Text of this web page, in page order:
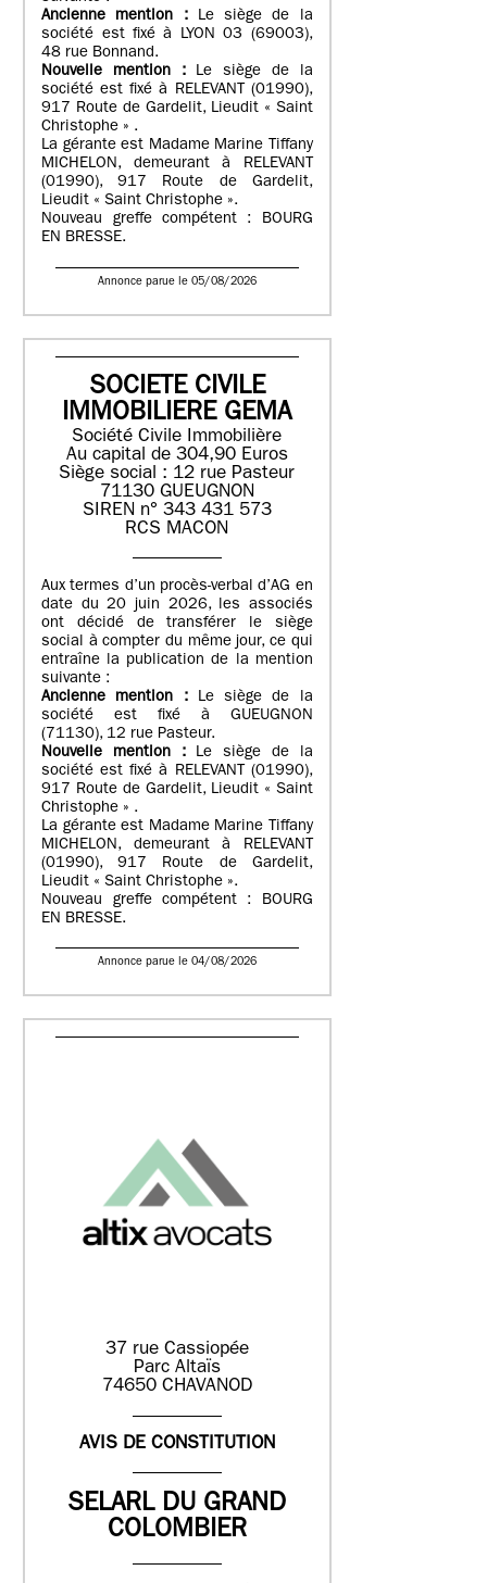
Ancienne mention : Le siège de la
société est fixé à LYON 03 (69003),
48 rue Bonnand.
Nouvelle mention :
Le siège de la
société est fixé à RELEVANT (01990),
917 Route de Gardelit, Lieudit « Saint
Christophe » .
La gérante est Madame Marine Tiffany
MICHELON, demeurant à RELEVANT
(01990), 917 Route de Gardelit,
Lieudit « Saint Christophe ».
Nouveau greffe compétent : BOURG
EN BRESSE.
Annonce parue le 05/08/2026
SOCIETE CIVILE
IMMOBILIERE GEMA
Société Civile Immobilière
Au capital de 304,90 Euros
Siège social : 12 rue Pasteur
71130 GUEUGNON
SIREN n° 343 431 573
RCS MACON
Aux termes d’un procès-verbal d’AG en
date du 20 juin 2026, les associés
ont décidé de transférer le siège
social à compter du même jour, ce qui
entraîne la publication de la mention
suivante :
Ancienne mention : Le siège de la
société est fixé à GUEUGNON
(71130), 12 rue Pasteur.
Nouvelle mention : Le siège de la
société est fixé à RELEVANT (01990),
917 Route de Gardelit, Lieudit « Saint
Christophe » .
La gérante est Madame Marine Tiffany
MICHELON, demeurant à RELEVANT
(01990), 917 Route de Gardelit,
Lieudit « Saint Christophe ».
Nouveau greffe compétent : BOURG
EN BRESSE.
Annonce parue le 04/08/2026
37 rue Cassiopée
Parc Altaïs
74650 CHAVANOD
AVIS DE CONSTITUTION
SELARL DU GRAND
COLOMBIER